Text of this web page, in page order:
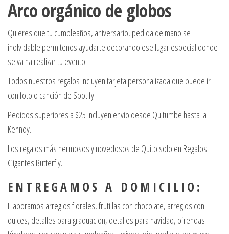
Arco orgánico de globos
Quieres que tu cumpleaños, aniversario, pedida de mano se
inolvidable permitenos ayudarte decorando ese lugar especial donde
se va ha realizar tu evento.
Todos nuestros regalos incluyen tarjeta personalizada que puede ir
con foto o canción de Spotify.
Pedidos superiores a $25 incluyen envio desde Quitumbe hasta la
Kenndy.
Los regalos más hermosos y novedosos de Quito solo en Regalos
Gigantes Butterfly.
E N T R E G A M O S A D O M I C I L I O :
Elaboramos arreglos florales, frutillas con chocolate, arreglos con
dulces, detalles para graduacion, detalles para navidad, ofrendas